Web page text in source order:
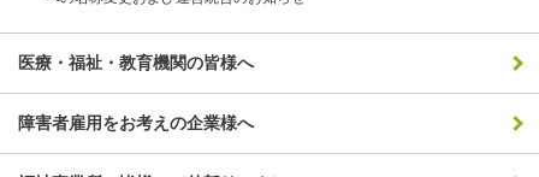
医療・福祉・教育機関の皆様へ
障害者雇用をお考えの企業様へ